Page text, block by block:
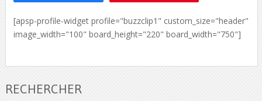
[apsp-profile-widget profile="buzzclip1" custom_size="header"
image_width="100" board_height="220" board_width="750"]
RECHERCHER